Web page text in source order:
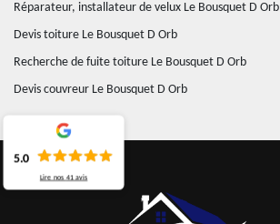
Réparateur, installateur de velux Le Bousquet D Orb
Devis toiture Le Bousquet D Orb
Recherche de fuite toiture Le Bousquet D Orb
Devis couvreur Le Bousquet D Orb
5.0
Lire nos 41 avis